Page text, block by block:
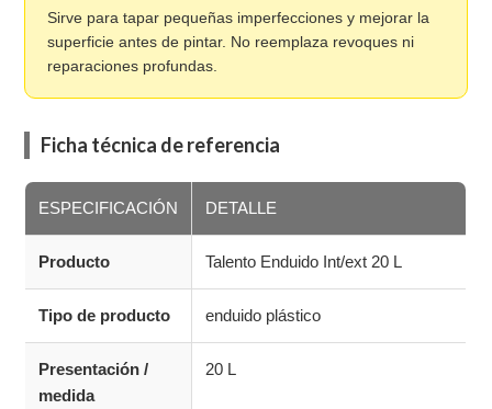
Sirve para tapar pequeñas imperfecciones y mejorar la
superficie antes de pintar. No reemplaza revoques ni
reparaciones profundas.
Ficha técnica de referencia
ESPECIFICACIÓN DETALLE
Producto Talento Enduido Int/ext 20 L
Tipo de producto enduido plástico
Presentación /
medida
20 L